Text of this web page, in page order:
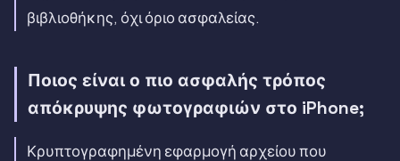
βιβλιοθήκης, όχι όριο ασφαλείας.
Ποιος είναι ο πιο ασφαλής τρόπος
απόκρυψης φωτογραφιών στο iPhone;
Κρυπτογραφημένη εφαρμογή αρχείου που